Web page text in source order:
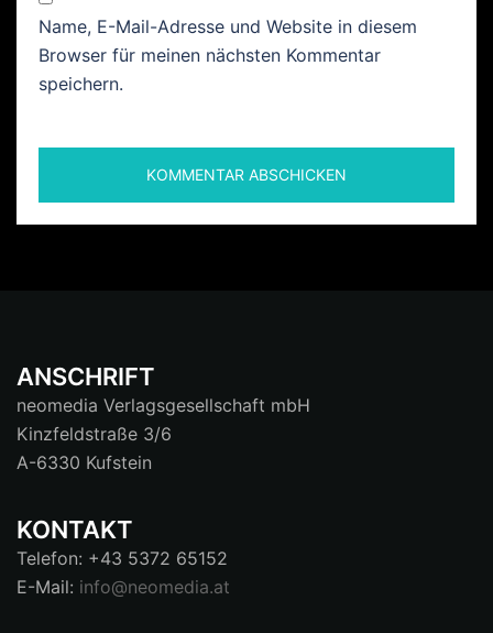
Name, E-Mail-Adresse und Website in diesem
Browser für meinen nächsten Kommentar
speichern.
ANSCHRIFT
neomedia Verlagsgesellschaft mbH
Kinzfeldstraße 3/6
A-6330 Kufstein
KONTAKT
Telefon: +43 5372 65152
E-Mail: info@neomedia.at